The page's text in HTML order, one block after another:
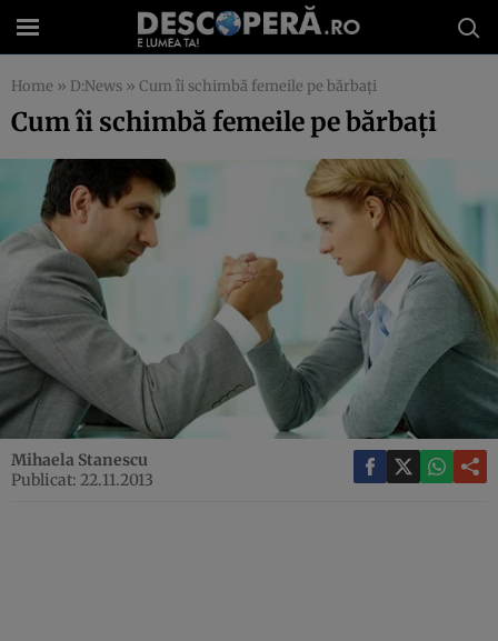
Home » D:News » Cum îi schimbă femeile pe bărbaţi
Cum îi schimbă femeile pe bărbaţi
Mihaela Stanescu
Publicat: 22.11.2013